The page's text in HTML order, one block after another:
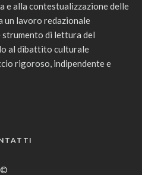
e alla contestualizzazione delle
un lavoro redazionale
strumento di lettura del
al dibattito culturale
rigoroso, indipendente e
©